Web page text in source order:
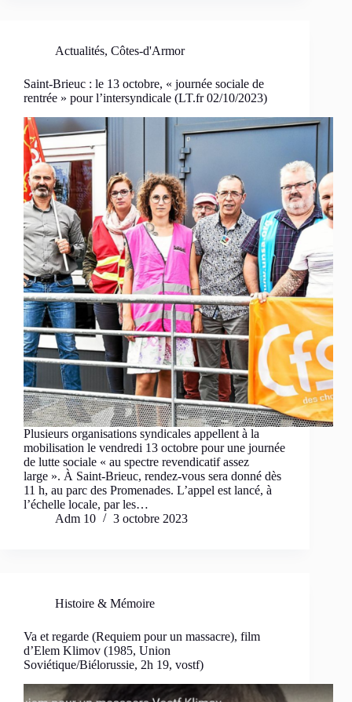
Actualités, Côtes-d'Armor
Saint-Brieuc : le 13 octobre, « journée sociale de
rentrée » pour l’intersyndicale (LT.fr 02/10/2023)
Plusieurs organisations syndicales appellent à la
mobilisation le vendredi 13 octobre pour une journée
de lutte sociale « au spectre revendicatif assez
large ». À Saint-Brieuc, rendez-vous sera donné dès
11 h, au parc des Promenades. L’appel est lancé, à
l’échelle locale, par les…
Adm 10
3 octobre 2023
Histoire & Mémoire
Va et regarde (Requiem pour un massacre), film
d’Elem Klimov (1985, Union
Soviétique/Biélorussie, 2h 19, vostf)